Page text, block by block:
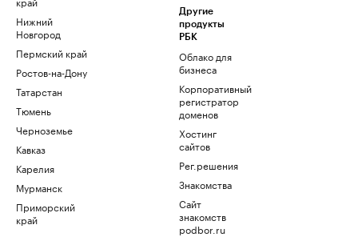
Нижний
Новгород
Пермский край
Ростов-на-Дону
Татарстан
Тюмень
Черноземье
Кавказ
Карелия
Мурманск
Приморский
край
Другие
продукты
РБК
Облако для
бизнеса
Корпоративный
регистратор
доменов
Хостинг
сайтов
Рег.решения
Знакомства
Сайт
знакомств
podbor.ru